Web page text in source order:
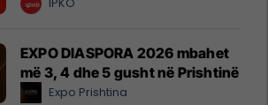
EXPO DIASPORA 2026 mbahet
më 3, 4 dhe 5 gusht në Prishtinë
Expo Prishtina